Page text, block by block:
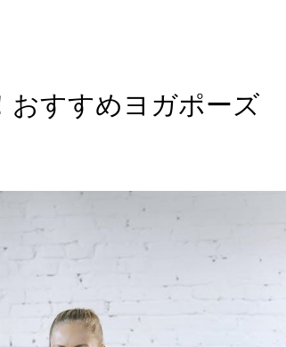
おすすめヨガポーズ